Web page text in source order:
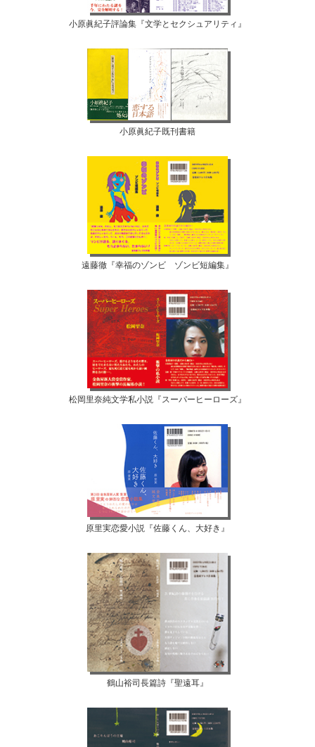
小原眞紀子評論集『文学とセクシュアリティ』
小原眞紀子既刊書籍
遠藤徹『幸福のゾンビ ゾンビ短編集』
松岡里奈純文学私小説『スーパーヒーローズ』
原里実恋愛小説『佐藤くん、大好き』
鶴山裕司長篇詩『聖遠耳』